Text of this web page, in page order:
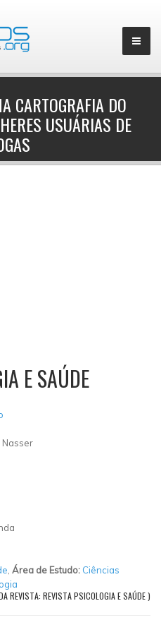
CARTOGRAFIA DO
USUÁRIAS DE
E SAÚDE
Nasser
Área de Estudo: Ciências
REVISTA: REVISTA PSICOLOGIA E SAÚDE )